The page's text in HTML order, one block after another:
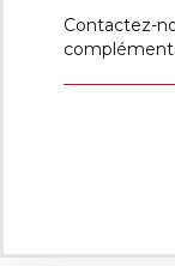
Contactez-